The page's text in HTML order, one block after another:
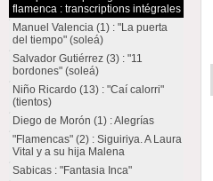
flamenca : transcriptions intégrales
Manuel Valencia (1) : "La puerta
del tiempo" (soleá)
Salvador Gutiérrez (3) : "11
bordones" (soleá)
Niño Ricardo (13) : "Caí calorri"
(tientos)
Diego de Morón (1) : Alegrías
"Flamencas" (2) : Siguiriya. A Laura
Vital y a su hija Malena
Sabicas : "Fantasia Inca"